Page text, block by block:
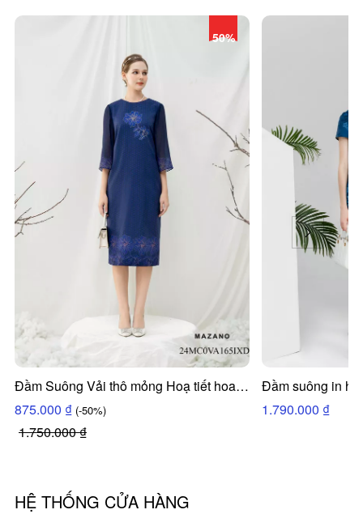
50%
Đầm Suông Vải thô mỏng Hoạ tiết hoa in
hoa chìm bố cục Cổ tròn Tay lỡ Dài đến
bắp chân VA165IXD 24MC0VA165IXD
875.000 ₫ (-50%)
1.750.000 ₫
Đầm suông in
24HC0VA142IXD
1.790.000 ₫
HỆ THỐNG CỬA HÀNG